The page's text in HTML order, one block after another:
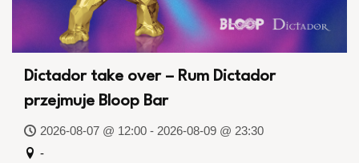
Dictador take over – Rum Dictador
przejmuje Bloop Bar
2026-08-07 @ 12:00 - 2026-08-09 @ 23:30
-